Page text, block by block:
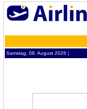
Samstag, 08. August 2026 ¦